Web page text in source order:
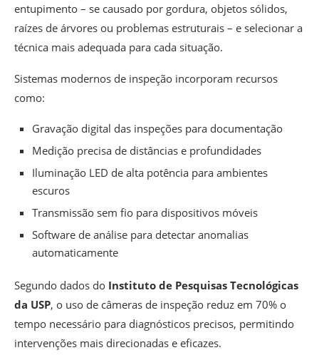
entupimento – se causado por gordura, objetos sólidos,
raízes de árvores ou problemas estruturais – e selecionar a
técnica mais adequada para cada situação.
Sistemas modernos de inspeção incorporam recursos
como:
Gravação digital das inspeções para documentação
Medição precisa de distâncias e profundidades
Iluminação LED de alta potência para ambientes
escuros
Transmissão sem fio para dispositivos móveis
Software de análise para detectar anomalias
automaticamente
Segundo dados do Instituto de Pesquisas Tecnológicas
da USP, o uso de câmeras de inspeção reduz em 70% o
tempo necessário para diagnósticos precisos, permitindo
intervenções mais direcionadas e eficazes.